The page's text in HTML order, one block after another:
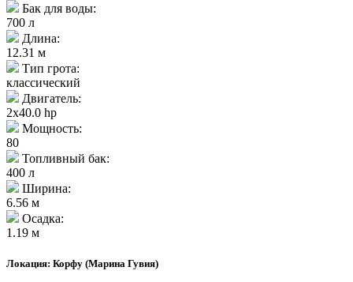
Бак для воды:
700 л
Длина:
12.31 м
Тип грота:
классический
Двигатель:
2x40.0 hp
Мощность:
80
Топливный бак:
400 л
Ширина:
6.56 м
Осадка:
1.19 м
Локация: Корфу (Марина Гувия)